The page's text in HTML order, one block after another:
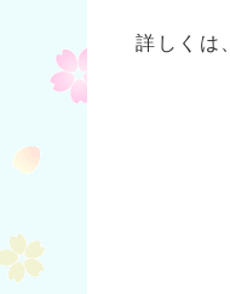
詳しくは